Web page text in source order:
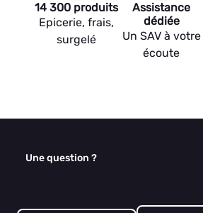
14 300 produits
Epicerie, frais,
surgelé
Assistance
dédiée
Un SAV à votre
écoute
Une question ?